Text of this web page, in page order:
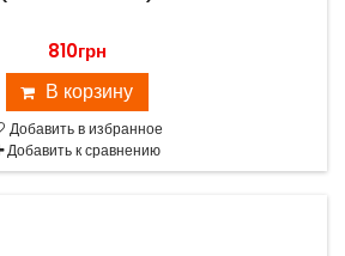
810грн
В корзину
Добавить в избранное
Добавить к сравнению